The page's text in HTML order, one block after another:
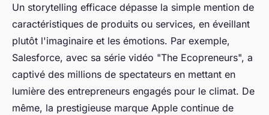
Un storytelling efficace dépasse la simple mention de
caractéristiques de produits ou services, en éveillant
plutôt l'imaginaire et les émotions. Par exemple,
Salesforce, avec sa série vidéo "The Ecopreneurs", a
captivé des millions de spectateurs en mettant en
lumière des entrepreneurs engagés pour le climat. De
même, la prestigieuse marque Apple continue de